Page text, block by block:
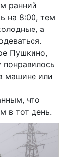
ранний
на 8:00, тем
а
Пушкино,
понравилось
машине или
что
в тот день.